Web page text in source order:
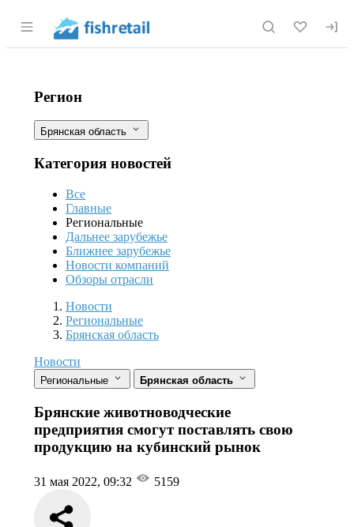
Раздел навигации по сайту fishretail.ru
Брянские животноводческие
Фильтры
Регион
Брянская область
Категория новостей
Все
Главные
Региональные
Дальнее зарубежье
Ближнее зарубежье
Новости компаний
Обзоры отрасли
Новости
Разделы
Новости
Региональные
Брянская область
Новости
Региональные Брянская область
Брянские животноводческие
предприятия смогут поставлять свою
продукцию на кубинский рынок
31 мая 2022, 09:32 5159